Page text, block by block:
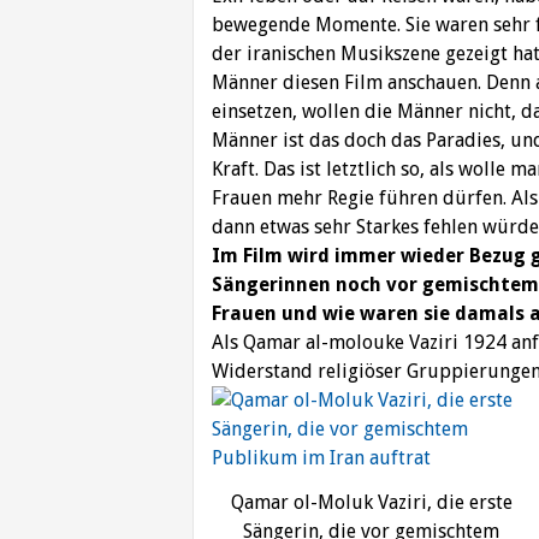
bewegende Momente. Sie waren
der iranischen Musikszene gezeigt
Männer diesen Film anschauen.
einsetzen, wollen die Männer nicht,
Männer ist das doch das Paradies,
Kraft. Das ist letztlich so, als wolle
Frauen mehr Regie führen dürfen.
dann etwas sehr Starkes fehlen
Im Film wird immer wieder
Sängerinnen noch vor
Frauen und wie waren sie damals
Als Qamar al-molouke Vaziri 1924
Widerstand religiöser
Qamar ol-Moluk Vaziri, die erste
Sängerin, die vor gemischtem